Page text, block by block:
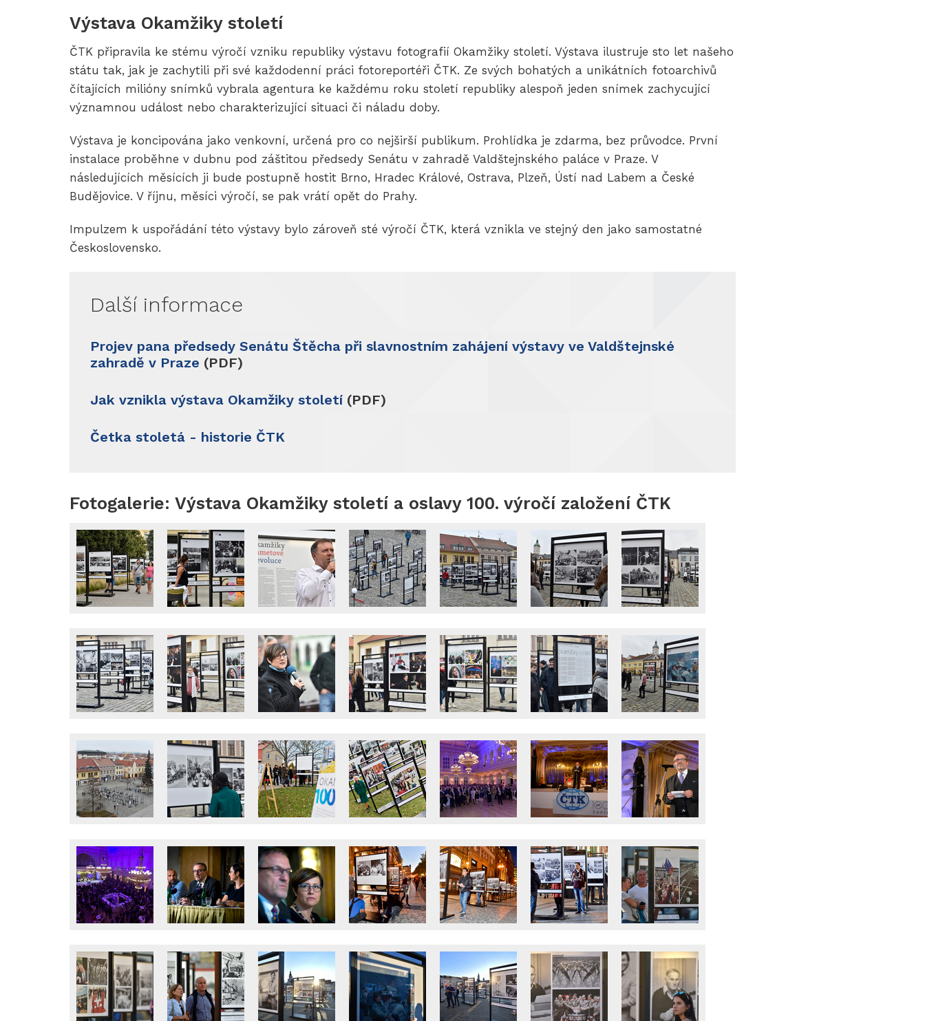
1.
30.
10.
2018
je
Praze
na
pěší
příkopech.
Výstava Okamžiky století
ČTK připravila ke stému výročí vzniku republiky výstavu fotografií Okamžiky století. Výstava ilustruje sto let našeho
státu tak, jak je zachytili při své každodenní práci fotoreportéři ČTK. Ze svých bohatých a unikátních fotoarchivů
čítajících milióny snímků vybrala agentura ke každému roku století republiky alespoň jeden snímek zachycující
významnou událost nebo charakterizující situaci či náladu doby.
Výstava je koncipována jako venkovní, určená pro co nejširší publikum. Prohlídka je zdarma, bez průvodce. První
instalace proběhne v dubnu pod záštitou předsedy Senátu v zahradě Valdštejnského paláce v Praze. V
následujících měsících ji bude postupně hostit Brno, Hradec Králové, Ostrava, Plzeň, Ústí nad Labem a České
Budějovice. V říjnu, měsíci výročí, se pak vrátí opět do Prahy.
Impulzem k uspořádání této výstavy bylo zároveň sté výročí ČTK, která vznikla ve stejný den jako samostatné
Československo.
Další informace
Projev pana předsedy Senátu Štěcha při slavnostním zahájení výstavy ve Valdštejnské
zahradě v Praze (PDF)
Jak vznikla výstava Okamžiky století (PDF)
Četka stoletá - historie ČTK
Fotogalerie: Výstava Okamžiky století a oslavy 100. výročí založení ČTK